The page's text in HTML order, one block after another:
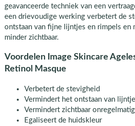
geavanceerde techniek van een
een drievoudige werking verbetert de
ontstaan van fijne lijntjes en rimpels en
minder zichtbaar.
Voordelen Image Skincare
Retinol Masque
Verbetert de stevigheid
Vermindert het ontstaan van
Vermindert zichtbaar
Egaliseert de huidskleur